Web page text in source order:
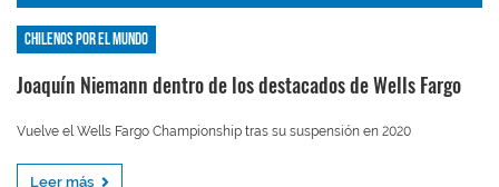
Chilenos por el mundo
Joaquín Niemann dentro de los destacados de Wells Fargo
Vuelve el Wells Fargo Championship tras su suspensión en 2020
Leer más